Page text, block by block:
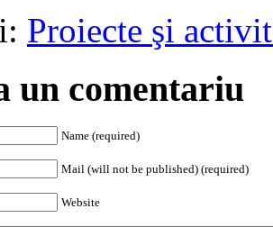
Proiecte şi
un comentariu
Name (required)
Mail (will not be published) (required)
Website